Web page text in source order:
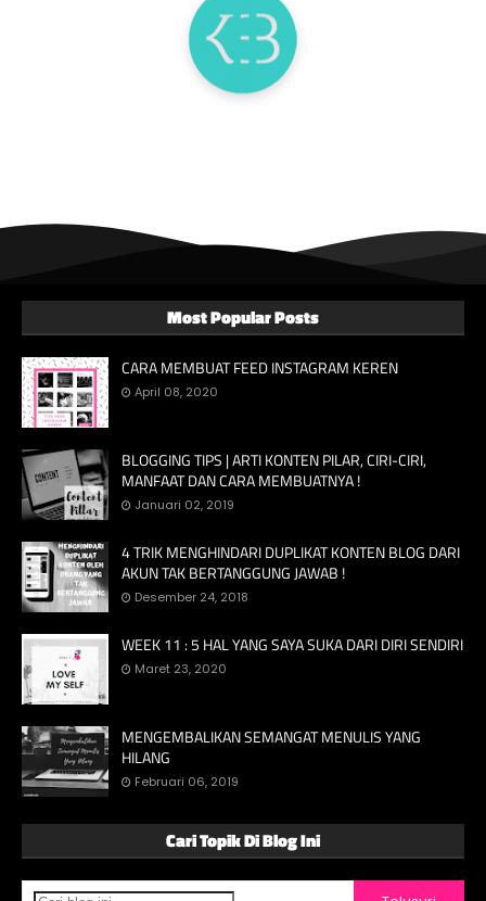
Most Popular Posts
CARA MEMBUAT FEED INSTAGRAM KEREN
April 08, 2020
BLOGGING TIPS | ARTI KONTEN PILAR, CIRI-CIRI,
MANFAAT DAN CARA MEMBUATNYA !
Januari 02, 2019
4 TRIK MENGHINDARI DUPLIKAT KONTEN BLOG DARI
AKUN TAK BERTANGGUNG JAWAB !
Desember 24, 2018
WEEK 11 : 5 HAL YANG SAYA SUKA DARI DIRI SENDIRI
Maret 23, 2020
MENGEMBALIKAN SEMANGAT MENULIS YANG
HILANG
Februari 06, 2019
Cari Topik Di Blog Ini